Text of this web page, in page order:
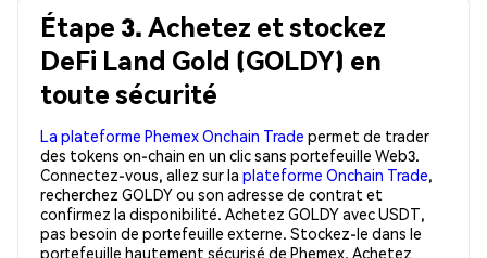
Étape 3. Achetez et stockez
DeFi Land Gold (GOLDY) en
toute sécurité
La plateforme Phemex Onchain Trade permet de trader
des tokens on-chain en un clic sans portefeuille Web3.
Connectez-vous, allez sur la plateforme Onchain Trade,
recherchez GOLDY ou son adresse de contrat et
confirmez la disponibilité. Achetez GOLDY avec USDT,
pas besoin de portefeuille externe. Stockez-le dans le
portefeuille hautement sécurisé de Phemex. Achetez